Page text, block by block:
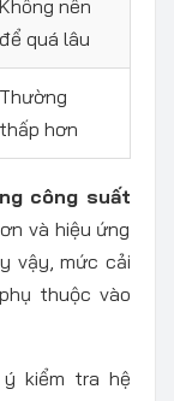
Không nên
để quá lâu
Thường
thấp hơn
công suất
và hiệu ứng
vậy, mức cải
thuộc vào
kiểm tra hệ